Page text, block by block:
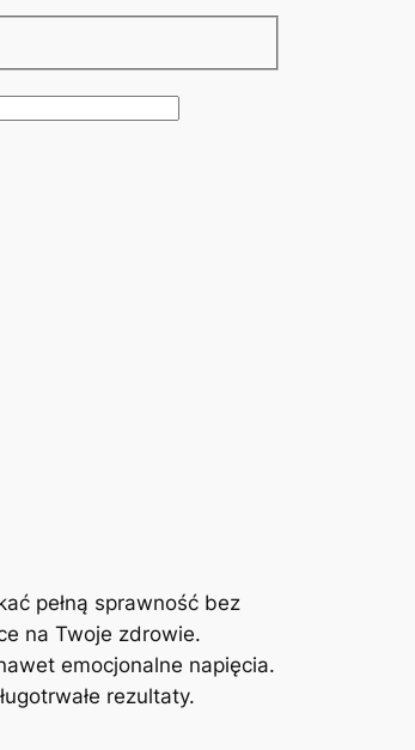
pełną sprawność bez
na Twoje zdrowie.
emocjonalne napięcia.
rezultaty.